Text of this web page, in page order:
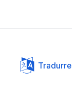
Tradurre